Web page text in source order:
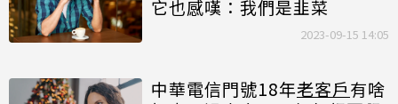
它也感嘆：我們是韭菜
2023-09-15 14:05
中華電信門號18年老客戶有啥